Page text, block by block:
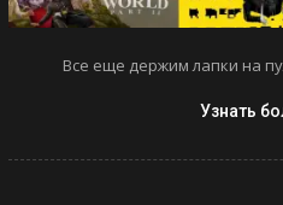
Все еще держим лапки на
Узнать